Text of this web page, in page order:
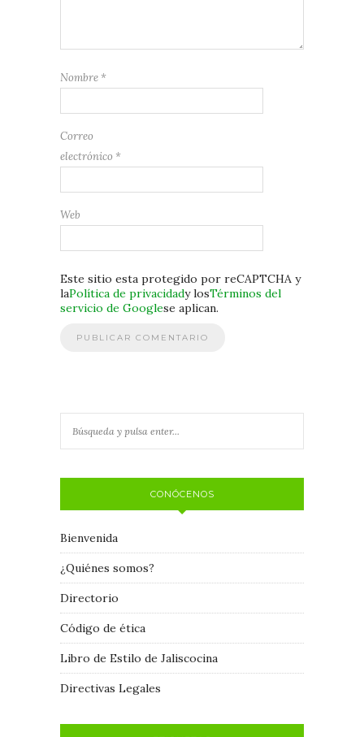
Nombre *
Correo
electrónico *
Web
Este sitio esta protegido por reCAPTCHA y
laPolítica de privacidady losTérminos del
servicio de Googlese aplican.
CONÓCENOS
Bienvenida
¿Quiénes somos?
Directorio
Código de ética
Libro de Estilo de Jaliscocina
Directivas Legales